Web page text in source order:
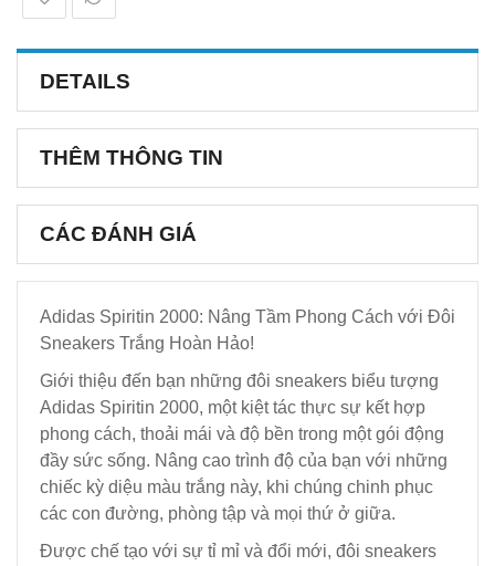
DETAILS
THÊM THÔNG TIN
CÁC ĐÁNH GIÁ
Adidas Spiritin 2000: Nâng Tầm Phong Cách với Đôi
Sneakers Trắng Hoàn Hảo!
Giới thiệu đến bạn những đôi sneakers biểu tượng
Adidas Spiritin 2000, một kiệt tác thực sự kết hợp
phong cách, thoải mái và độ bền trong một gói động
đầy sức sống. Nâng cao trình độ của bạn với những
chiếc kỳ diệu màu trắng này, khi chúng chinh phục
các con đường, phòng tập và mọi thứ ở giữa.
Được chế tạo với sự tỉ mỉ và đổi mới, đôi sneakers